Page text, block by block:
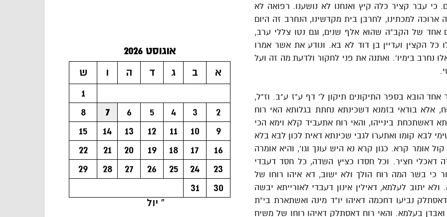
עבר קציר כלה קיץ ואנחנו לא נושענו. רפואה לא
למכתינו, לחרבן בית מקדשינו, הנחרב זה היום
אחד של הקב"ה שהוא אלף שנים, וגם נטו צללי ערב,
הקצין ועדיין בן דוד לא בא. ונודע את אשר אמרו
נחרב בימיו'. ואתנה את פני לחקור ולדעת מה זה ועל
אחד הובא בספר התיקונים תיקון ל' דף ע"ז ע"ב. וז"ל,
אלא בודאי בזמנא דשכינתא נחתת בגלותא האי רוח
דאשתכחת בינייהו, והאי רוח אתעביד קלא וימא הכי
לבא קומו ואתערו לגבי שכינתא דאית לכון לבא בלא
קול אומר קרא. כגון קרא נא היש עונך וגו', והיא אומרה
דאכלי חציר. וכל חסדו כציץ השדה, כל חסד דעבדי
כי בשר המה רוח הולך ולא ישוב, דא איהו רוחו של
ולא יתוב לעלמא, דאילין אינון דעבדי לאורייתא יבשה
נביעו דחכמה דאיהו יו"ד מינה ואשתארת בי"ת
ואבדן בעלמא. והאי רוח דאסתלק דאיהו רוחו של משיח
אוגוסט 2026
א
ב ג ד ה ו
ש
1
2
3
4
5
6
7
8
9
10
11
12
13
14
15
16
17
18
19
20
21
22
23
24
25
26
27
28
29
30
31
« יול